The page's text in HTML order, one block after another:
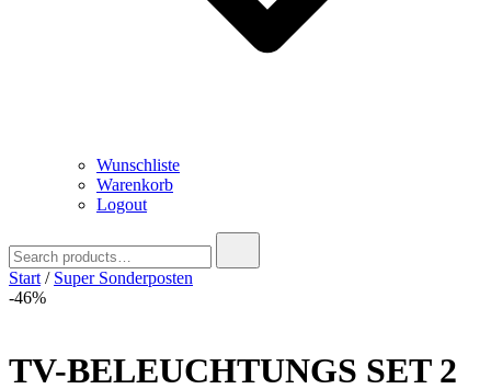
Wunschliste
Warenkorb
Logout
for:
Start / Super Sonderposten
-46%
TV-BELEUCHTUNGS SET 2